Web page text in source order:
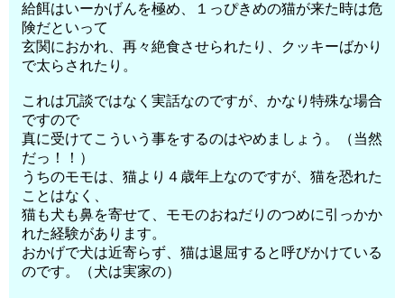
給餌はいーかげんを極め、１っぴきめの猫が来た時は危
険だといって
玄関におかれ、再々絶食させられたり、クッキーばかり
で太らされたり。
これは冗談ではなく実話なのですが、かなり特殊な場合
ですので
真に受けてこういう事をするのはやめましょう。（当然
だっ！！）
うちのモモは、猫より４歳年上なのですが、猫を恐れた
ことはなく、
猫も犬も鼻を寄せて、モモのおねだりのつめに引っかか
れた経験があります。
おかげで犬は近寄らず、猫は退屈すると呼びかけている
のです。（犬は実家の）